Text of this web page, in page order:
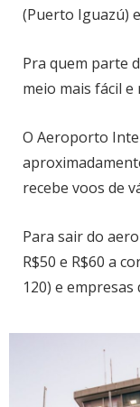
(Puerto Iguazú)
Pra quem parte
meio mais fácil e
O Aeroporto
recebe voos de
Para sair do
R$50 e R$60 a
120) e